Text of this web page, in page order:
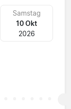
Samstag
10 Okt
2026